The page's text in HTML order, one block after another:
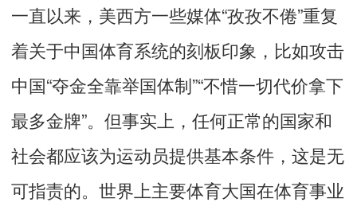
一直以来，美西方一些媒体“孜孜不倦”重复
着关于中国体育系统的刻板印象，比如攻击
中国“夺金全靠举国体制”“不惜一切代价拿下
最多金牌”。但事实上，任何正常的国家和
社会都应该为运动员提供基本条件，这是无
可指责的。世界上主要体育大国在体育事业